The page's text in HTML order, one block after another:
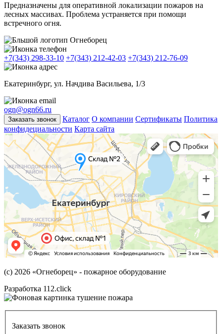
Предназначены для оперативной локализации пожаров на
лесных массивах. Проблема устраняется при помощи
встречного огня.
+7(343) 298-33-10 +7(343) 212-42-03 +7(343) 212-76-09
Екатеринбург, ул. Начдива Васильева, 1/3
ogn@ogn66.ru
Заказать звонок Каталог О компании Сертификаты Политика
конфидециальности Карта сайта
(с) 2026 «Огнеборец» - пожарное оборудование
Разработка 112.click
Заказать звонок